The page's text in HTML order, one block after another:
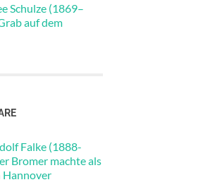
Schulze (1869–
auf dem
Falke (1888-
Bromer machte als